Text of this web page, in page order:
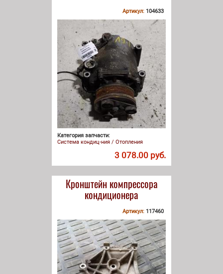
Артикул: 104633
Категория запчасти:
Система кондиц-ния / Отопления
3 078.00 руб.
Кронштейн компрессора
кондиционера
Артикул: 117460